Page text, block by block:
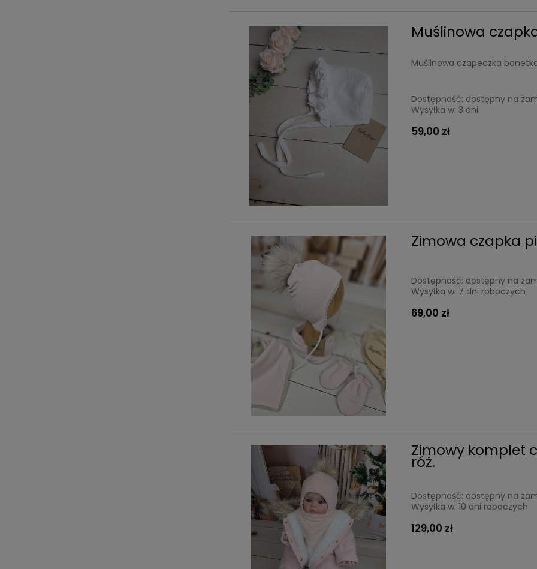
Muślinowa
Muślinowa czapeczka
Dostępność: dostępny na
Wysyłka w: 3 dni
59,00 zł
Zimowa czapka
Dostępność: dostępny na
Wysyłka w: 7 dni roboczych
69,00 zł
Zimowy komplet
róż.
Dostępność: dostępny na
Wysyłka w: 10 dni roboczych
129,00 zł